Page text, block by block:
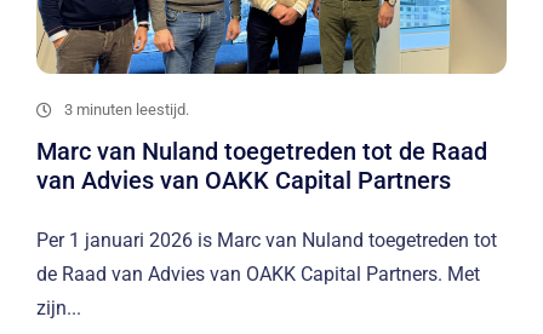
3 minuten leestijd.
Marc van Nuland toegetreden tot de Raad
van Advies van OAKK Capital Partners
Per 1 januari 2026 is Marc van Nuland toegetreden tot
de Raad van Advies van OAKK Capital Partners. Met
zijn...